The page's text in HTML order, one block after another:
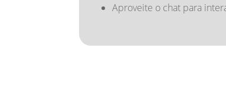
Aproveite o chat para